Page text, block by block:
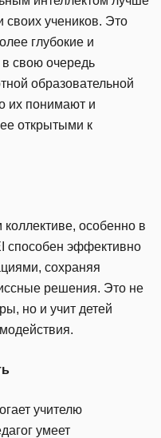
своих учеников. Это
глубокие и
свою очередь
образовательной
их понимают и
открытыми к
особенно в
способен эффективно
сохраняя
решения. Это не
но и учит детей
учителю
умеет